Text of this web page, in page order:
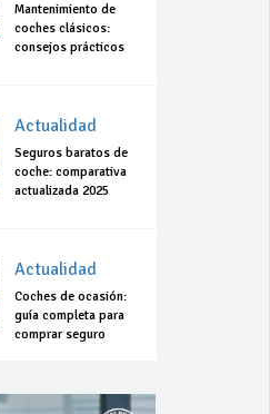
Mantenimiento de
coches clásicos:
consejos prácticos
Actualidad
Seguros baratos de
coche: comparativa
actualizada 2025
Actualidad
Coches de ocasión:
guía completa para
comprar seguro